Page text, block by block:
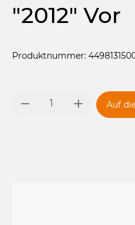
"2012" Vor
Produktnummer:
Produkt Anzahl:
Auf